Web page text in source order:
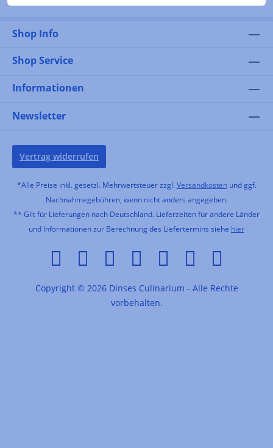
Shop Info
Shop Service
Informationen
Newsletter
Vertrag widerrufen
*Alle Preise inkl. gesetzl. Mehrwertsteuer zzgl. Versandkostenund ggf.
Nachnahmegebühren, wenn nicht anders angegeben.
** Gilt für Lieferungen nach Deutschland. Lieferzeiten für andere Länder
und Informationen zur Berechnung des Liefertermins siehe hier
Copyright © 2026 Dinses Culinarium - Alle Rechte
vorbehalten.